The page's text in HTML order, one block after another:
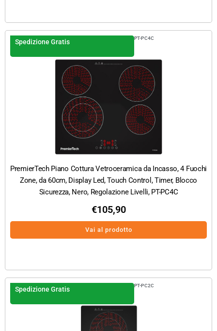
Spedizione Gratis PT-PC4C
PremierTech Piano Cottura Vetroceramica da Incasso, 4 Fuochi
Zone, da 60cm, Display Led, Touch Control, Timer, Blocco
Sicurezza, Nero, Regolazione Livelli, PT-PC4C
€105,90
Vai al prodotto
Spedizione Gratis PT-PC2C